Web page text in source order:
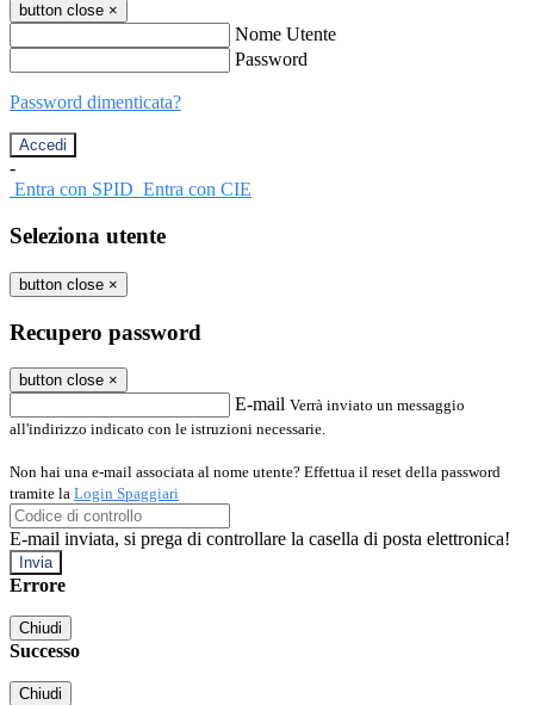
button close ×
Nome Utente
Password
Password dimenticata?
-
Entra con SPID Entra con CIE
Seleziona utente
button close ×
Recupero password
button close ×
E-mail Verrà inviato un messaggio
all'indirizzo indicato con le istruzioni necessarie.
Non hai una e-mail associata al nome utente? Effettua il reset della password
tramite la Login Spaggiari
E-mail inviata, si prega di controllare la casella di posta elettronica!
Errore
Chiudi
Successo
Chiudi